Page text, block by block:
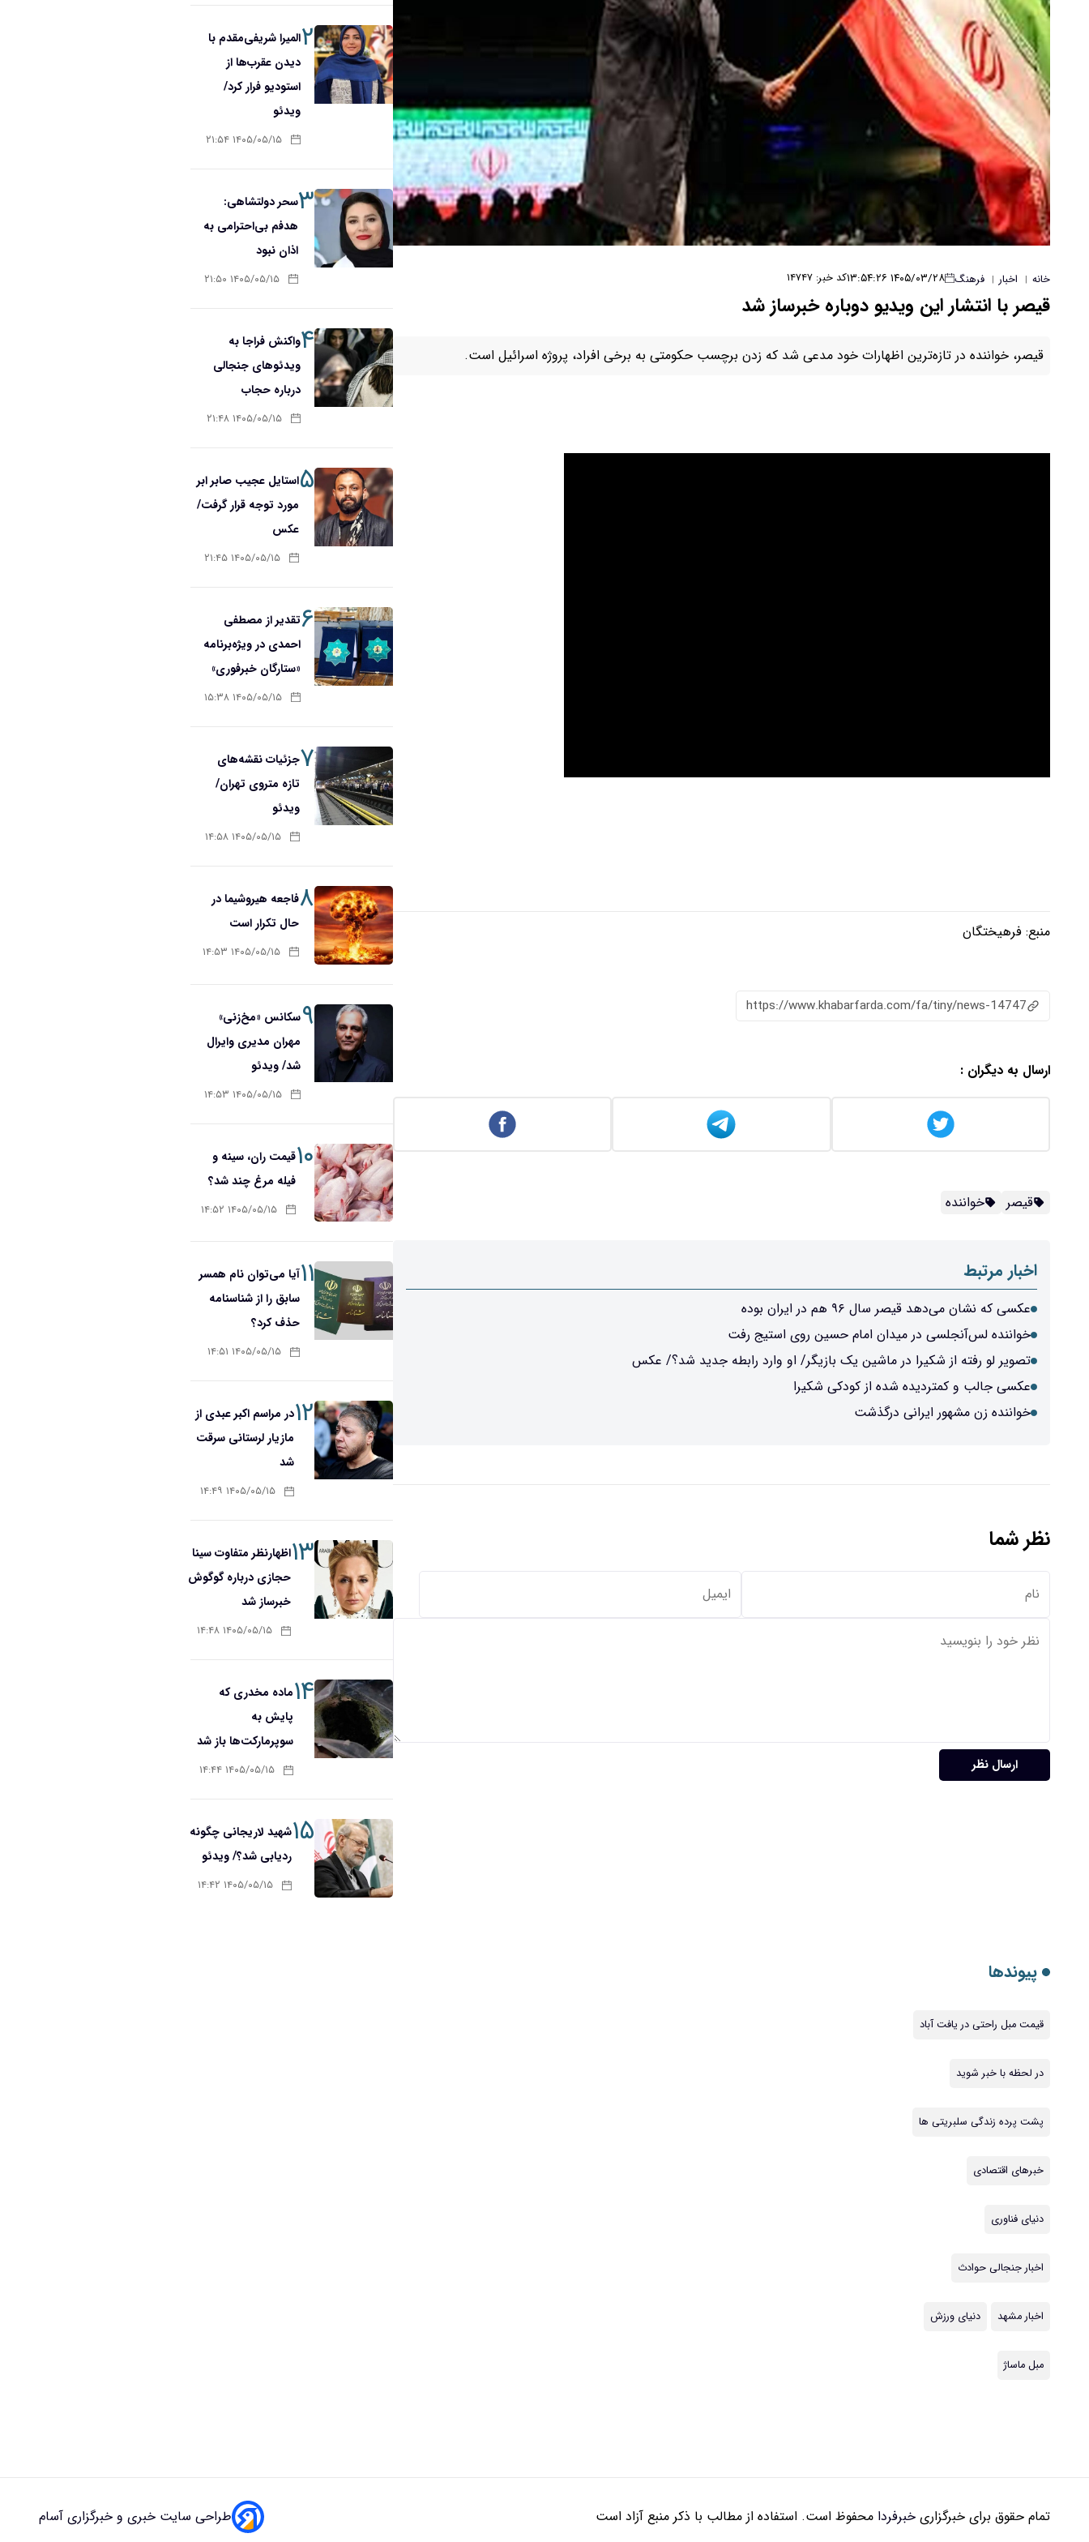
خانه | اخبار | فرهنگ ۱۴۰۵/۰۳/۲۸ ۱۳:۵۴:۲۶ کد خبر: ۱۴۷۴۷
قیصر با انتشار این ویدیو دوباره خبرساز شد
قیصر، خواننده در تازه‌ترین اظهارات خود مدعی شد که زدن برچسب حکومتی به برخی افراد، پروژه اسرائیل است.
منبع: فرهیختگان
https://www.khabarfarda.com/fa/tiny/news-14747
ارسال به دیگران :
قیصر خواننده
اخبار مرتبط
عکسی که نشان می‌دهد قیصر سال ۹۶ هم در ایران بوده
خواننده لس‌آنجلسی در میدان امام حسین روی استیج رفت
تصویر لو رفته از شکیرا در ماشین یک بازیگر/ او وارد رابطه جدید شد؟/ عکس
عکسی جالب و کمتردیده شده از کودکی شکیرا
خواننده زن مشهور ایرانی درگذشت
نظر شما
ارسال نظر
۲المیرا شریفی‌مقدم با
دیدن عقرب‌ها از
استودیو فرار کرد/
ویدئو
۱۴۰۵/۰۵/۱۵ ۲۱:۵۴
۳سحر دولتشاهی:
هدفم بی‌احترامی به
اذان نبود
۱۴۰۵/۰۵/۱۵ ۲۱:۵۰
۴واکنش فراجا به
ویدئوهای جنجالی
درباره حجاب
۱۴۰۵/۰۵/۱۵ ۲۱:۴۸
۵استایل عجیب صابر ابر
مورد توجه قرار گرفت/
عکس
۱۴۰۵/۰۵/۱۵ ۲۱:۴۵
۶تقدیر از مصطفی
احمدی در ویژه‌برنامه
«ستارگان خبرفوری»
۱۴۰۵/۰۵/۱۵ ۱۵:۳۸
۷جزئیات نقشه‌های
تازه متروی تهران/
ویدئو
۱۴۰۵/۰۵/۱۵ ۱۴:۵۸
۸فاجعه هیروشیما در
حال تکرار است
۱۴۰۵/۰۵/۱۵ ۱۴:۵۳
۹سکانس «مخ‌زنی»
مهران مدیری وایرال
شد/ ویدئو
۱۴۰۵/۰۵/۱۵ ۱۴:۵۳
۱۰قیمت ران، سینه و
فیله مرغ چند شد؟
۱۴۰۵/۰۵/۱۵ ۱۴:۵۲
۱۱آیا می‌توان نام همسر
سابق را از شناسنامه
حذف کرد؟
۱۴۰۵/۰۵/۱۵ ۱۴:۵۱
۱۲در مراسم اکبر عبدی از
مازیار لرستانی سرقت
شد
۱۴۰۵/۰۵/۱۵ ۱۴:۴۹
۱۳اظهارنظر متفاوت سینا
حجازی درباره گوگوش
خبرساز شد
۱۴۰۵/۰۵/۱۵ ۱۴:۴۸
۱۴ماده مخدری که
پایش به
سوپرمارکت‌ها باز شد
۱۴۰۵/۰۵/۱۵ ۱۴:۴۴
۱۵شهید لاریجانی چگونه
ردیابی شد؟/ ویدئو
۱۴۰۵/۰۵/۱۵ ۱۴:۴۲
پیوندها
قیمت مبل راحتی در یافت آباد
در لحظه با خبر شوید
پشت پرده زندگی سلبریتی ها
خبرهای اقتصادی
دنیای فناوری
اخبار جنجالی حوادث
اخبار مشهد دنیای ورزش
مبل ماساژ
تمام حقوق برای خبرگزاری خبرفردا محفوظ است. استفاده از مطالب با ذکر منبع آزاد است طراحی سایت خبری و خبرگزاری آسام